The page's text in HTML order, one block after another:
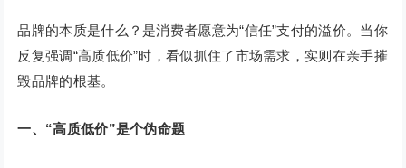
品牌的本质是什么？是消费者愿意为“信任”支付的溢价。当你
反复强调“高质低价”时，看似抓住了市场需求，实则在亲手摧
毁品牌的根基。
一、“高质低价”是个伪命题